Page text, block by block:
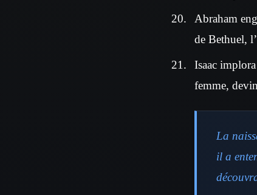
Abraham
de Bethuel,
Isaac
femme,
La
il a